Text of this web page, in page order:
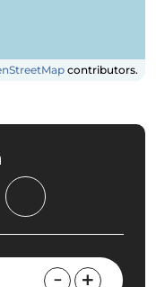
contributors.